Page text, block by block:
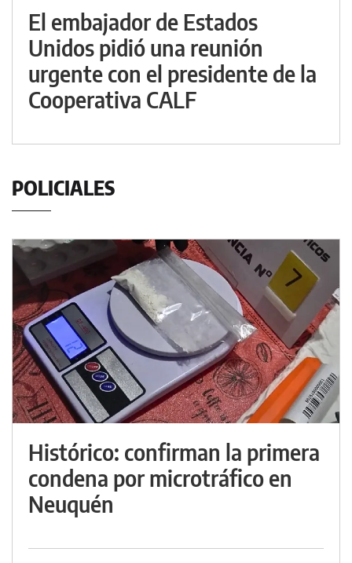
El embajador de Estados
Unidos pidió una reunión
urgente con el presidente de la
Cooperativa CALF
POLICIALES
Histórico: confirman la primera
condena por microtráfico en
Neuquén